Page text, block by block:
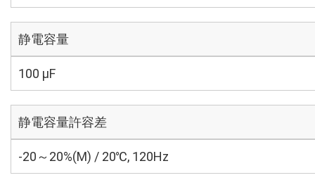
静電容量
100 µF
静電容量許容差
-20～20%(M) / 20℃, 120Hz